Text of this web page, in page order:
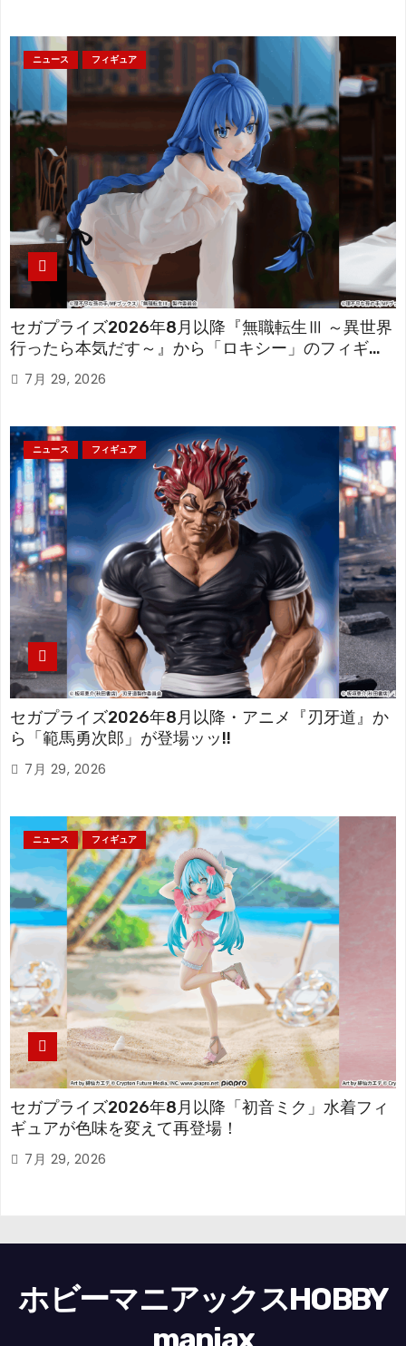
ニュース フィギュア
セガプライズ2026年8月以降『無職転生Ⅲ ～異世界
行ったら本気だす～』から「ロキシー」のフィギュ
アが登場！
7月 29, 2026
ニュース フィギュア
セガプライズ2026年8月以降・アニメ『刃牙道』か
ら「範馬勇次郎」が登場ッッ!!
7月 29, 2026
ニュース フィギュア
セガプライズ2026年8月以降「初音ミク」水着フィ
ギュアが色味を変えて再登場！
7月 29, 2026
ホビーマニアックスHOBBY